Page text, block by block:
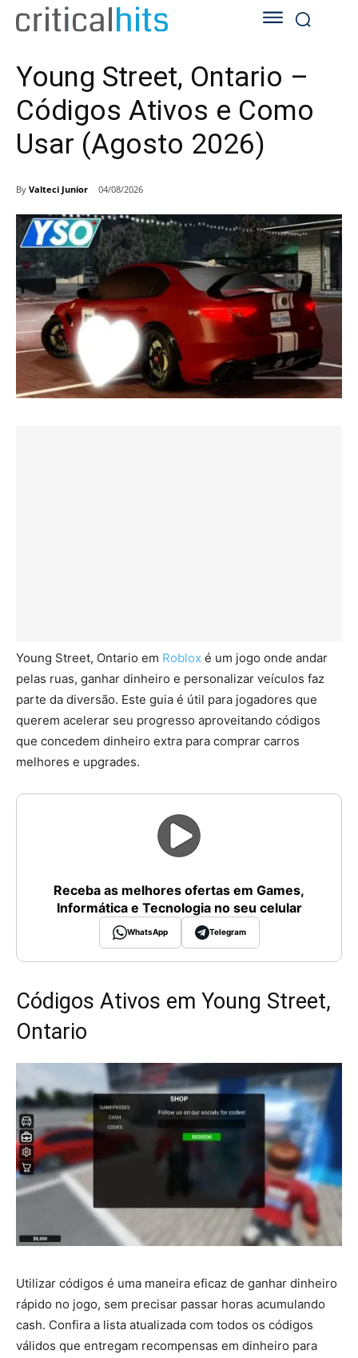
Young Street, Ontario –
Códigos Ativos e Como
Usar (Agosto 2026)
By Valteci Junior 04/08/2026
Young Street, Ontario em Roblox é um jogo onde andar
pelas ruas, ganhar dinheiro e personalizar veículos faz
parte da diversão. Este guia é útil para jogadores que
querem acelerar seu progresso aproveitando códigos
que concedem dinheiro extra para comprar carros
melhores e upgrades.
Receba as melhores ofertas em Games,
Informática e Tecnologia no seu celular
WhatsApp Telegram
Códigos Ativos em Young Street,
Ontario
Utilizar códigos é uma maneira eficaz de ganhar dinheiro
rápido no jogo, sem precisar passar horas acumulando
cash. Confira a lista atualizada com todos os códigos
válidos que entregam recompensas em dinheiro para